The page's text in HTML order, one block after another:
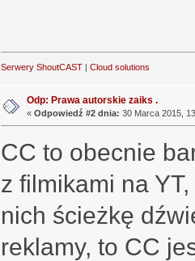
Serwery ShoutCAST| Cloud solutions
Odp: Prawa autorskie zaiks .
« Odpowiedź #2 dnia: 30 Marca 2015,
CC to obecnie
z filmikami na
nich ścieżkę
reklamy, to CC